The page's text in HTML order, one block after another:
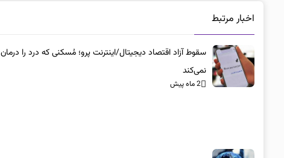
اخبار مرتبط
سقوط آزاد اقتصاد دیجیتال/اینترنت پرو؛ مُسکنی که درد را درمان
نمی‌کند
2 ماه پیش